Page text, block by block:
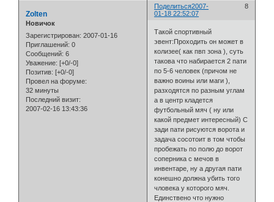
Поделиться 8
2007-
01-18 22:52:07
Zolten
Новичок
Зарегистрирован: 2007-01-16
Приглашений: 0
Сообщений: 6
Уважение: [+0/-0]
Позитив: [+0/-0]
Провел на форуме:
32 минуты
Последний визит:
2007-02-16 13:43:36
Такой спортивный
эвент:Проходить он может в
колизее( как пвп зона ), суть
такова что набирается 2 пати
по 5-6 человек (причом не
важно воины или маги ),
разходятся по разным углам
а в центр кладется
футбольный мяч ( ну или
какой предмет интересный) С
зади пати рисуются ворота и
задача сосотоит в том чтобы
пробежать по полю до ворот
соперника с мечов в
инвентаре, ну а другая пати
конешно должна убить того
чловека у которого мяч.
Единствено что нужно